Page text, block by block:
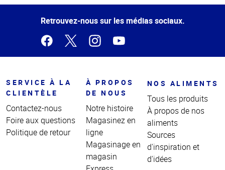
de la
Retrouvez-nous sur les médias sociaux.
SERVICE À LA
CLIENTÈLE
Contactez-nous
Foire aux questions
Politique de retour
À PROPOS
DE NOUS
Notre histoire
Magasinez en
ligne
Magasinage en
magasin
NOS ALIMENTS
Tous les produits
À propos de nos
aliments
Sources
d'inspiration et
d'idées